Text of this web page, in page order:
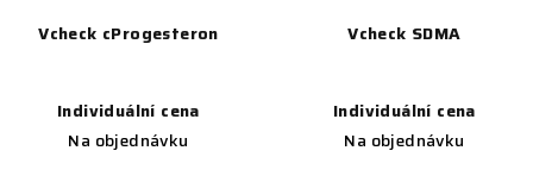
Vcheck cProgesteron
Individuální cena
Na objednávku
Vcheck SDMA
Individuální cena
Na objednávku